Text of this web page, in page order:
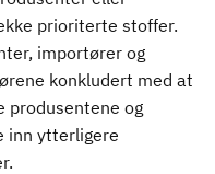
prioriterte stoffer.
importører og
konkludert med at
produsentene og
inn ytterligere